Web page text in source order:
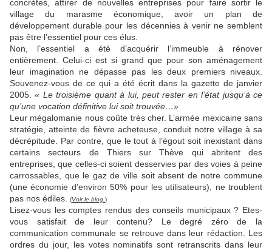
concrètes, attirer de nouvelles entreprises pour faire sortir le
village du marasme économique, avoir un plan de
développement durable pour les décennies à venir ne semblent
pas être l’essentiel pour ces élus.
Non, l’essentiel a été d’acquérir l’immeuble à rénover
entièrement. Celui-ci est si grand que pour son aménagement
leur imagination ne dépasse pas les deux premiers niveaux.
Souvenez-vous de ce qui a été écrit dans la gazette de janvier
2005.« Le troisième quant à lui, peut rester en l’état jusqu’à ce
qu’une vocation définitive lui soit trouvée…»
Leur mégalomanie nous coûte très cher. L’armée mexicaine sans
stratégie, atteinte de fièvre acheteuse, conduit notre village à sa
décrépitude. Par contre, que le tout à l’égout soit inexistant dans
certains secteurs de Thiers sur Thève qui abritent des
entreprises, que celles-ci soient desservies par des voies à peine
carrossables, que le gaz de ville soit absent de notre commune
(une économie d’environ 50% pour les utilisateurs), ne troublent
pas nos édiles.
(Voir le blog. )
Lisez-vous les comptes rendus des conseils municipaux ? Etes-
vous satisfait de leur contenu? Le degré zéro de la
communication communale se retrouve dans leur rédaction. Les
ordres du jour, les votes nominatifs sont retranscrits dans leur